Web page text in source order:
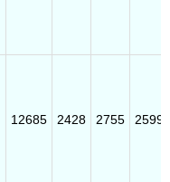
12685 2428 2755 2599